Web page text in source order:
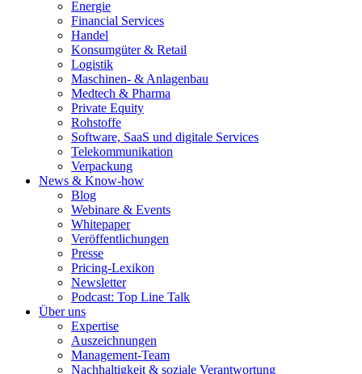
Energie
Financial Services
Handel
Konsumgüter & Retail
Logistik
Maschinen- & Anlagenbau
Medtech & Pharma
Private Equity
Rohstoffe
Software, SaaS und digitale Services
Telekommunikation
Verpackung
News & Know-how
Blog
Webinare & Events
Whitepaper
Veröffentlichungen
Presse
Pricing-Lexikon
Newsletter
Podcast: Top Line Talk
Über uns
Expertise
Auszeichnungen
Management-Team
Nachhaltigkeit & soziale Verantwortung